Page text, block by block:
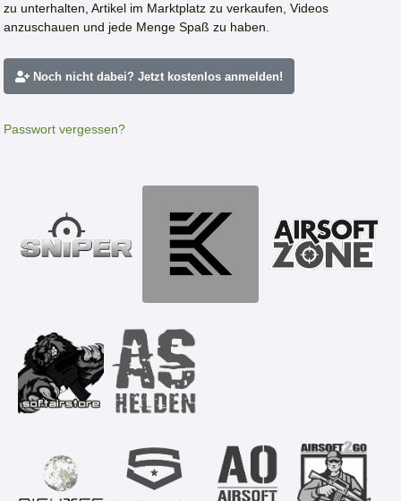
zu unterhalten, Artikel im Marktplatz zu verkaufen, Videos
anzuschauen und jede Menge Spaß zu haben.
Noch nicht dabei? Jetzt kostenlos anmelden!
Passwort vergessen?